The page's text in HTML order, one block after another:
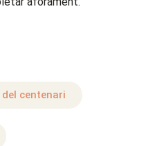
centenari